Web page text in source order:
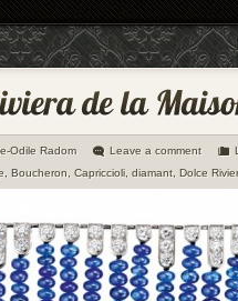
Odile Radom Leave a comment
Boucheron Capriccioli diamant Dolce